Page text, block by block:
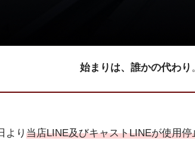
始まりは、誰かの代わり
より 当店LINE及びキャストLINEが使用停